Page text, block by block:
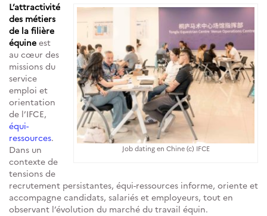
Job dating en Chine (c) IFCE
L’attractivité
des métiers
de la filière
équine est
au cœur des
missions du
service
emploi et
orientation
de l’IFCE,
équi-
ressources.
Dans un
contexte de
tensions de
recrutement persistantes, équi-ressources informe, oriente et
accompagne candidats, salariés et employeurs, tout en
observant l’évolution du marché du travail équin.